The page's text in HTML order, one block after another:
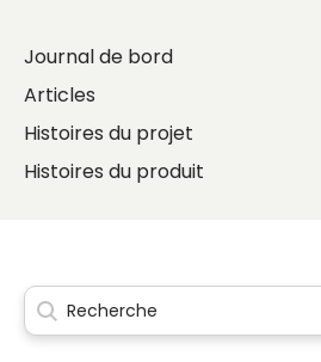
Journal de bord
Articles
Histoires du projet
Histoires du produit